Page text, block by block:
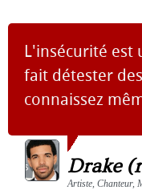
L'insécurité est
fait détester
connaissez
Drake
Artiste, Chanteur,